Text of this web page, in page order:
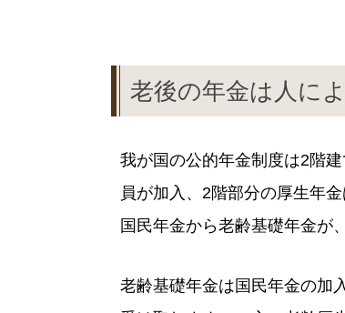
老後の年金は人に
我が国の公的年金制度は2階
員が加入、2階部分の厚生年
国民年金から老齢基礎年金が
老齢基礎年金は国民年金の加